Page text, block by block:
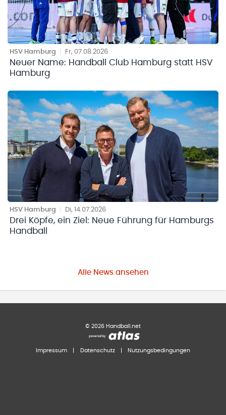
HSV Hamburg Fr, 07.08.2026
Neuer Name: Handball Club Hamburg statt HSV
Hamburg
HSV Hamburg Di, 14.07.2026
Drei Köpfe, ein Ziel: Neue Führung für Hamburgs
Handball
Alle News ansehen
© 2026 Handball.net
Impressum Datenschutz Nutzungsbedingungen